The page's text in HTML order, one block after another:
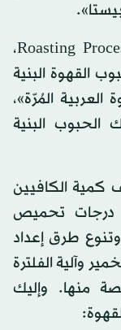
وكلما زاد تحميص حبوب القهوة Roasting Process،
القهوة البنية
المُرّة»،
البنية
كمية الكافيين
درجات تحميص
طرق إعداد
وآلية الفلترة
منها. وإليك